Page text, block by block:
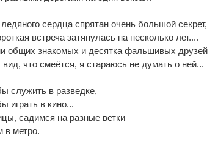
сердца спрятан очень большой секрет,
встреча затянулась на несколько лет....
общих знакомых и десятка фальшивых друзей
что смеётся, я стараюсь не думать о ней...
служить в разведке,
играть в кино...
садимся на разные ветки
в метро.